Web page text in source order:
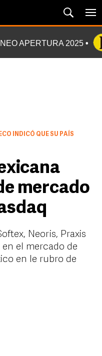
APERTURA 2025
INDICÓ QUE SU PAÍS
mercado
Neoris, Praxis
el mercado de
en le rubro de